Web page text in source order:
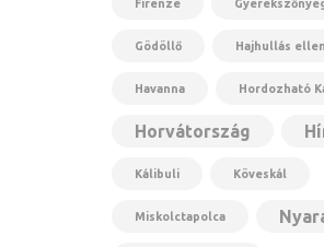
Firenze
Gödöllő Hajhullás ellen
Havanna Hordozható
Horvátország
Kálibuli Köveskál
Miskolctapolca